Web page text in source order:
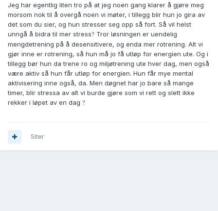
hundene opp i drift/stress. Men det er noe med å klare å
være mer gøy enn omgivelsene, men ikke glem å også trene
ro/kunne slappe av i samme miljø ved andre anledninger, så
ikke dere får en hund som er umulig å "skru av".
Jeg har egentlig liten tro på at jeg noen gang klarer å gjøre meg
morsom nok til å overgå noen vi møter, i tillegg blir hun jo gira av
det som du sier, og hun stresser seg opp så fort. Så vil helst
unngå å bidra til mer stress? Tror løsningen er uendelig
mengdetrening på å desensitivere, og enda mer rotrening. Alt vi
gjør inne er rotrening, så hun må jo få utløp for energien ute. Og i
tillegg bør hun da trene ro og miljøtrening ute hver dag, men også
være aktiv så hun får utløp for energien. Hun får mye mental
aktivisering inne også, da. Men døgnet har jo bare så mange
timer, blir stressa av alt vi burde gjøre som vi rett og slett ikke
rekker i løpet av en dag ?
Siter